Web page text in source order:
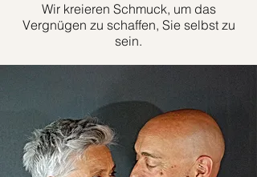
Wir kreieren Schmuck, um das
Vergnügen zu schaffen, Sie selbst zu
sein.